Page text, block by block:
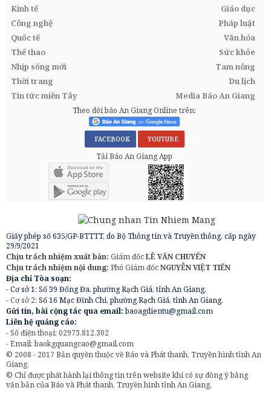
Kinh tế
Giáo dục
Công nghệ
Pháp luật
Quốc tế
Văn hóa
Thể thao
Sức khỏe
Nhịp sống mới
Tam nông
Thời trang
Du lịch
Tin tức miền Tây
Media Báo An Giang
Theo dõi báo An Giang Online trên:
FACEBOOK YOUTUBE
Tải Báo An Giang App
Giấy phép số 635/GP-BTTTT, do Bộ Thông tin và Truyền thông, cấp ngày
29/9/2021
Chịu trách nhiệm xuất bản: Giám đốcLÊ VĂN CHUYỂN
Chịu trách nhiệm nội dung: Phó Giám đốcNGUYỄN VIỆT TIẾN
Địa chỉ Tòa soạn:
- Cơ sở 1: Số 39 Đống Đa, phường Rạch Giá, tỉnh An Giang.
- Cơ sở 2: Số 16 Mạc Đĩnh Chi, phường Rạch Giá, tỉnh An Giang.
Gửi tin, bài cộng tác qua email:baoagdientu@gmail.com
Liên hệ quảng cáo:
- Số điện thoại: 02973.812.302
- Email:baokgquangcao@gmail.com
© 2008 - 2017 Bản quyền thuộc về Báo và Phát thanh, Truyền hình tỉnh An
Giang.
© Chỉ được phát hành lại thông tin trên website khi có sự đồng ý bằng
văn bản của Báo và Phát thanh, Truyền hình tỉnh An Giang.